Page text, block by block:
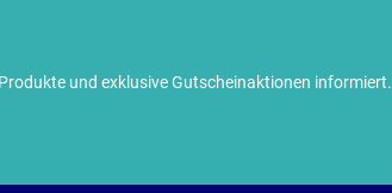
Produkte und exklusive Gutscheinaktionen informiert.